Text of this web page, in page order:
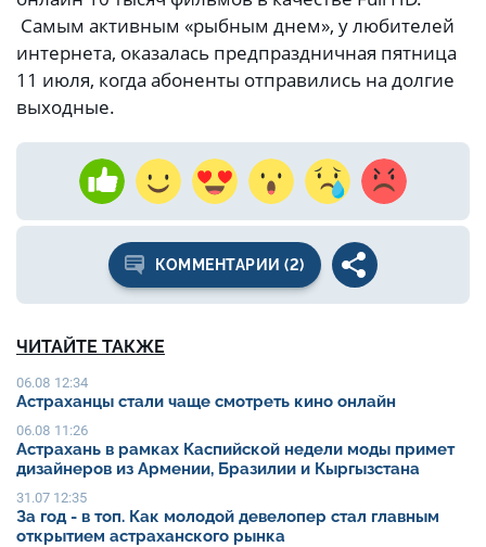
Самым активным «рыбным днем», у любителей
интернета, оказалась предпраздничная пятница
11 июля, когда абоненты отправились на долгие
выходные.
КОММЕНТАРИИ (2)
ЧИТАЙТЕ ТАКЖЕ
06.08 12:34
Астраханцы стали чаще смотреть кино онлайн
06.08 11:26
Астрахань в рамках Каспийской недели моды примет
дизайнеров из Армении, Бразилии и Кыргызстана
31.07 12:35
За год - в топ. Как молодой девелопер стал главным
открытием астраханского рынка